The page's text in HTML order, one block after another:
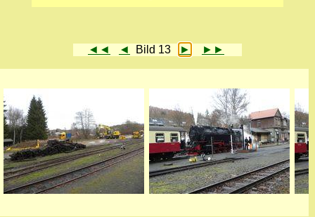
◄◄ ◄ Bild 13 ► ►►